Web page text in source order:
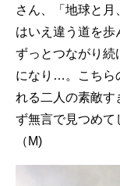
さん、「地球と月
はいえ違う道を
ずっとつながり続
になり…。こちら
れる二人の素敵す
ず無言で見つめて
（M)